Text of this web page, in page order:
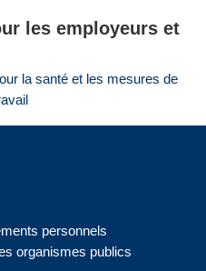
les employeurs et
la santé et les mesures de
personnels
organismes publics